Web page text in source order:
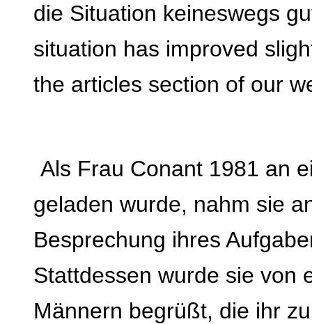
die Situation keineswegs
situation has improved
the articles section of our
Als Frau Conant 1981 an
geladen wurde, nahm sie
Besprechung ihres
Stattdessen wurde sie von
Männern begrüßt, die ihr